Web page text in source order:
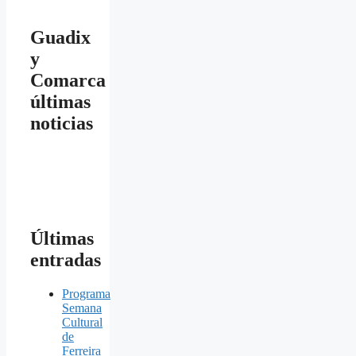
Guadix
y
Comarca
últimas
noticias
Últimas
entradas
Programa
Semana
Cultural
de
Ferreira